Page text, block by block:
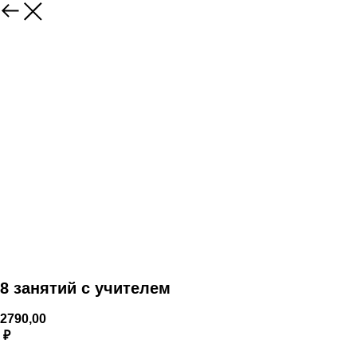
8 занятий с учителем
2790,00
₽